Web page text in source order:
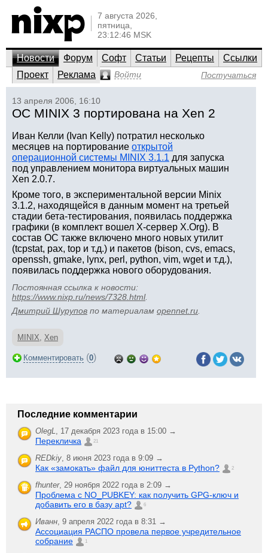
7 августа 2026,
пятница,
23:12:46 MSK
Новости Форум Софт Статьи Рецепты
Ссылки
Проект
Реклама Войти Постучаться
13 апреля 2006, 16:10
ОС MINIX 3 портирована на Xen 2
Иван Келли (Ivan Kelly) потратил несколько
месяцев на портирование открытой
операционной системы MINIX 3.1.1 для запуска
под управлением монитора виртуальных машин
Xen 2.0.7.
Кроме того, в экспериментальной версии Minix
3.1.2, находящейся в данным момент на третьей
стадии бета-тестирования, появилась поддержка
графики (в комплект вошел X-сервер X.Org). В
состав ОС также включено много новых утилит
(tcpstat, pax, top и т.д.) и пакетов (bison, cvs, emacs,
openssh, gmake, lynx, perl, python, vim, wget и т.д.),
появилась поддержка нового оборудования.
Постоянная ссылка к новости:
https://www.nixp.ru/news/7328.html.
Дмитрий Шурупов по материалам opennet.ru
MINIX, Xen
Комментировать (0)
Последние комментарии
OlegL, 17 декабря 2023 года в 15:00 →
Перекличка 21
REDkiy, 8 июня 2023 года в 9:09 →
Как «замокать» файл для юниттеста в Python? 2
fhunter, 29 ноября 2022 года в 2:09 →
Проблема с NO_PUBKEY: как получить GPG-ключ и
добавить его в базу apt?
6
Иванн, 9 апреля 2022 года в 8:31 →
Ассоциация РАСПО провела первое учредительное
собрание
1